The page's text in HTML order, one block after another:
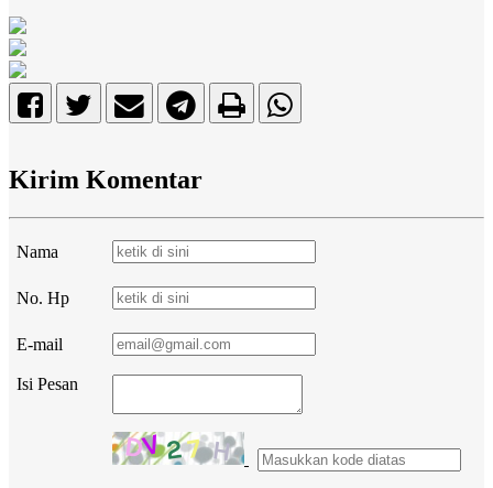
Kirim Komentar
Nama
No. Hp
E-mail
Isi Pesan